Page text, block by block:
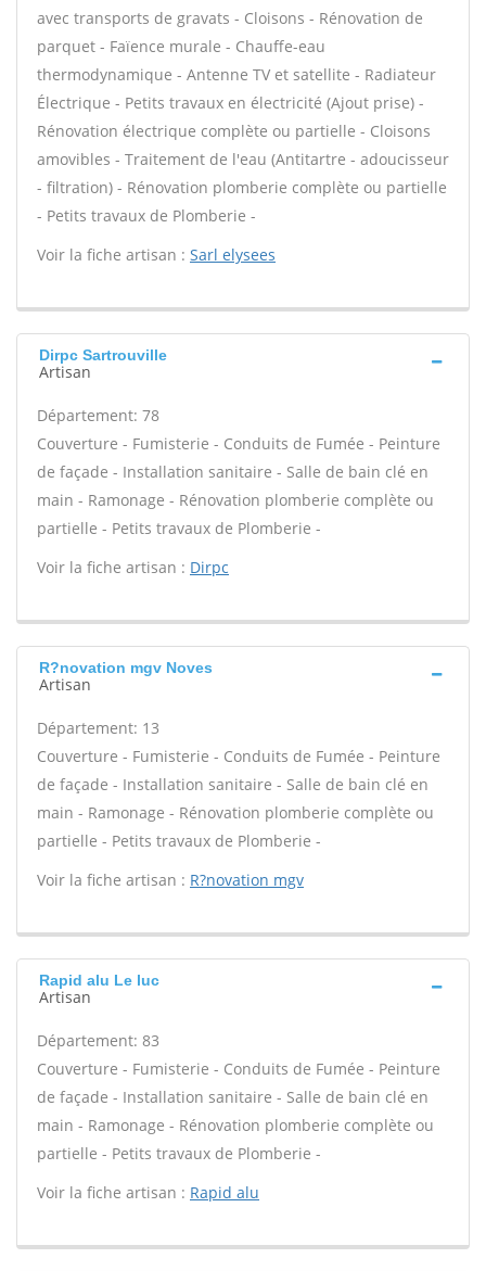
avec transports de gravats - Cloisons - Rénovation de
parquet - Faïence murale - Chauffe-eau
thermodynamique - Antenne TV et satellite - Radiateur
Électrique - Petits travaux en électricité (Ajout prise) -
Rénovation électrique complète ou partielle - Cloisons
amovibles - Traitement de l'eau (Antitartre - adoucisseur
- filtration) - Rénovation plomberie complète ou partielle
- Petits travaux de Plomberie -
Voir la fiche artisan : Sarl elysees
Dirpc Sartrouville
Artisan
Département: 78
Couverture - Fumisterie - Conduits de Fumée - Peinture
de façade - Installation sanitaire - Salle de bain clé en
main - Ramonage - Rénovation plomberie complète ou
partielle - Petits travaux de Plomberie -
Voir la fiche artisan : Dirpc
R?novation mgv Noves
Artisan
Département: 13
Couverture - Fumisterie - Conduits de Fumée - Peinture
de façade - Installation sanitaire - Salle de bain clé en
main - Ramonage - Rénovation plomberie complète ou
partielle - Petits travaux de Plomberie -
Voir la fiche artisan : R?novation mgv
Rapid alu Le luc
Artisan
Département: 83
Couverture - Fumisterie - Conduits de Fumée - Peinture
de façade - Installation sanitaire - Salle de bain clé en
main - Ramonage - Rénovation plomberie complète ou
partielle - Petits travaux de Plomberie -
Voir la fiche artisan : Rapid alu